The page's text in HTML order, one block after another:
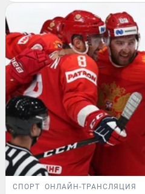
СПОРТ ОНЛАЙН-ТРАНСЛЯЦИЯ